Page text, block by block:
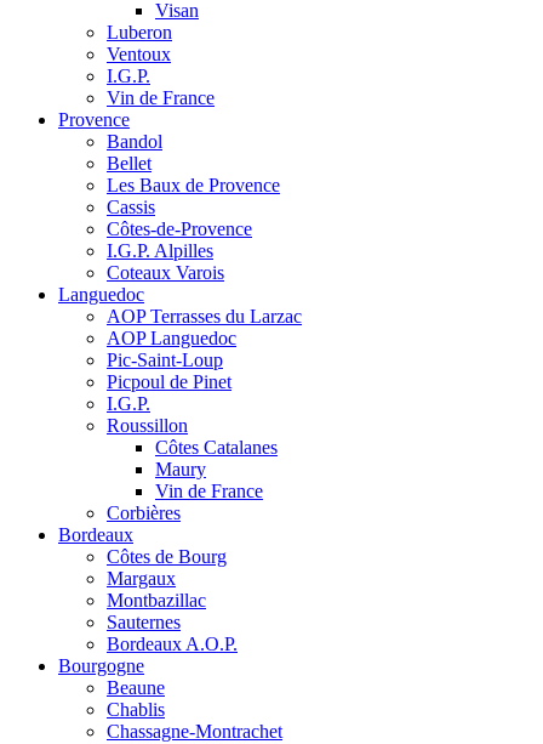
Visan
Luberon
Ventoux
I.G.P.
Vin de France
Provence
Bandol
Bellet
Les Baux de Provence
Cassis
Côtes-de-Provence
I.G.P. Alpilles
Coteaux Varois
Languedoc
AOP Terrasses du Larzac
AOP Languedoc
Pic-Saint-Loup
Picpoul de Pinet
I.G.P.
Roussillon
Côtes Catalanes
Maury
Vin de France
Corbières
Bordeaux
Côtes de Bourg
Margaux
Montbazillac
Sauternes
Bordeaux A.O.P.
Bourgogne
Beaune
Chablis
Chassagne-Montrachet